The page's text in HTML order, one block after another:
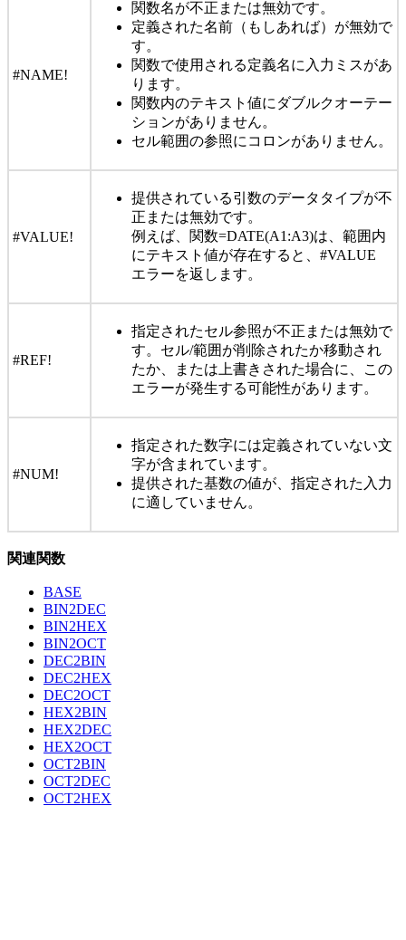
#NAME!
関数名が不正または無効です。
定義された名前（もしあれば）が無効で
す。
関数で使用される定義名に入力ミスがあ
ります。
関数内のテキスト値にダブルクオーテー
ションがありません。
セル範囲の参照にコロンがありません。
#VALUE!
提供されている引数のデータタイプが不
正または無効です。
例えば、関数=DATE(A1:A3)は、範囲内
にテキスト値が存在すると、#VALUE
エラーを返します。
#REF!
指定されたセル参照が不正または無効で
す。セル/範囲が削除されたか移動され
たか、または上書きされた場合に、この
エラーが発生する可能性があります。
#NUM!
指定された数字には定義されていない文
字が含まれています。
提供された基数の値が、指定された入力
に適していません。
関連関数
BASE
BIN2DEC
BIN2HEX
BIN2OCT
DEC2BIN
DEC2HEX
DEC2OCT
HEX2BIN
HEX2DEC
HEX2OCT
OCT2BIN
OCT2DEC
OCT2HEX